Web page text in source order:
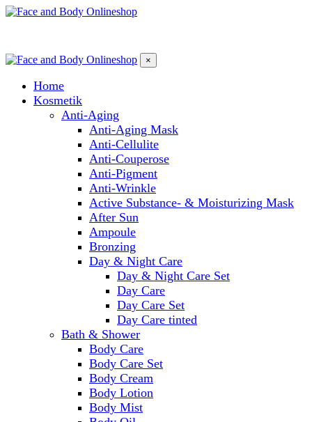
×
Home
Kosmetik
Anti-Aging
Anti-Aging Mask
Anti-Cellulite
Anti-Couperose
Anti-Pigment
Anti-Wrinkle
Active Substance- & Moisturizing Mask
After Sun
Ampoule
Bronzing
Day & Night Care
Day & Night Care Set
Day Care
Day Care Set
Day Care tinted
Bath & Shower
Body Care
Body Care Set
Body Cream
Body Lotion
Body Mist